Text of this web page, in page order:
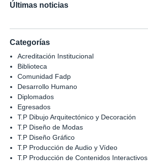
Últimas noticias
Categorías
Acreditación Institucional
Biblioteca
Comunidad Fadp
Desarrollo Humano
Diplomados
Egresados
T.P Dibujo Arquitectónico y Decoración
T.P Diseño de Modas
T.P Diseño Gráfico
T.P Producción de Audio y Vídeo
T.P Producción de Contenidos Interactivos